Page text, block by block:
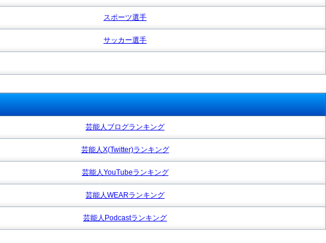
スポーツ選手
サッカー選手
芸能人ブログランキング
芸能人X(Twitter)ランキング
芸能人YouTubeランキング
芸能人WEARランキング
芸能人Podcastランキング